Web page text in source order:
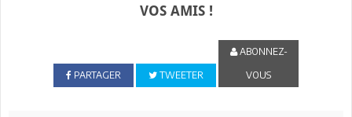
VOS AMIS !
PARTAGER TWEETER
ABONNEZ-
VOUS